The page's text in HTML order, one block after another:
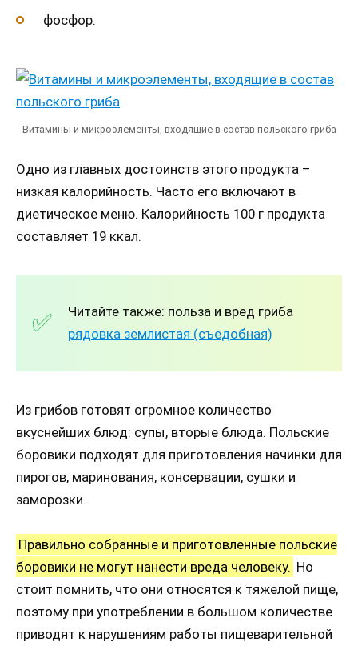
фосфор.
Витамины и микроэлементы, входящие в состав польского гриба
Одно из главных достоинств этого продукта –
низкая калорийность. Часто его включают в
диетическое меню. Калорийность 100 г продукта
составляет 19 ккал.
Читайте также: польза и вред гриба
рядовка землистая (съедобная)
Из грибов готовят огромное количество
вкуснейших блюд: супы, вторые блюда. Польские
боровики подходят для приготовления начинки для
пирогов, маринования, консервации, сушки и
заморозки.
Правильно собранные и приготовленные польские
боровики не могут нанести вреда человеку. Но
стоит помнить, что они относятся к тяжелой пище,
поэтому при употреблении в большом количестве
приводят к нарушениям работы пищеварительной